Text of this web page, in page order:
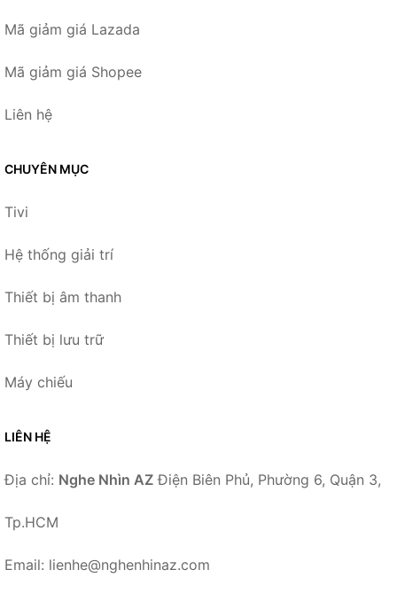
Mã giảm giá Lazada
Mã giảm giá Shopee
Liên hệ
CHUYÊN MỤC
Tivi
Hệ thống giải trí
Thiết bị âm thanh
Thiết bị lưu trữ
Máy chiếu
LIÊN HỆ
Địa chỉ: Nghe Nhìn AZ Điện Biên Phủ, Phường 6, Quận 3,
Tp.HCM
Email: lienhe@nghenhinaz.com